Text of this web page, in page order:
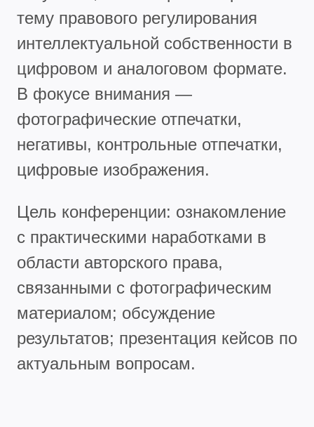
тему правового регулирования
интеллектуальной собственности в
цифровом и аналоговом формате.
В фокусе внимания —
фотографические отпечатки,
негативы, контрольные отпечатки,
цифровые изображения.
Цель конференции: ознакомление
с практическими наработками в
области авторского права,
связанными с фотографическим
материалом; обсуждение
результатов; презентация кейсов по
актуальным вопросам.